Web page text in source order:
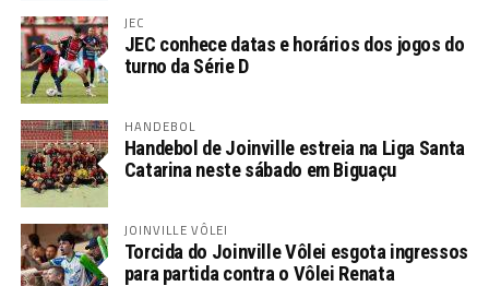
JEC
JEC conhece datas e horários dos jogos do
turno da Série D
HANDEBOL
Handebol de Joinville estreia na Liga Santa
Catarina neste sábado em Biguaçu
JOINVILLE VÔLEI
Torcida do Joinville Vôlei esgota ingressos
para partida contra o Vôlei Renata